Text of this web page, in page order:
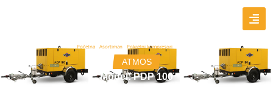
Početna/ Asortiman/ Pokretni kompresori/ PDP 100
ATMOS
Model: PDP 100